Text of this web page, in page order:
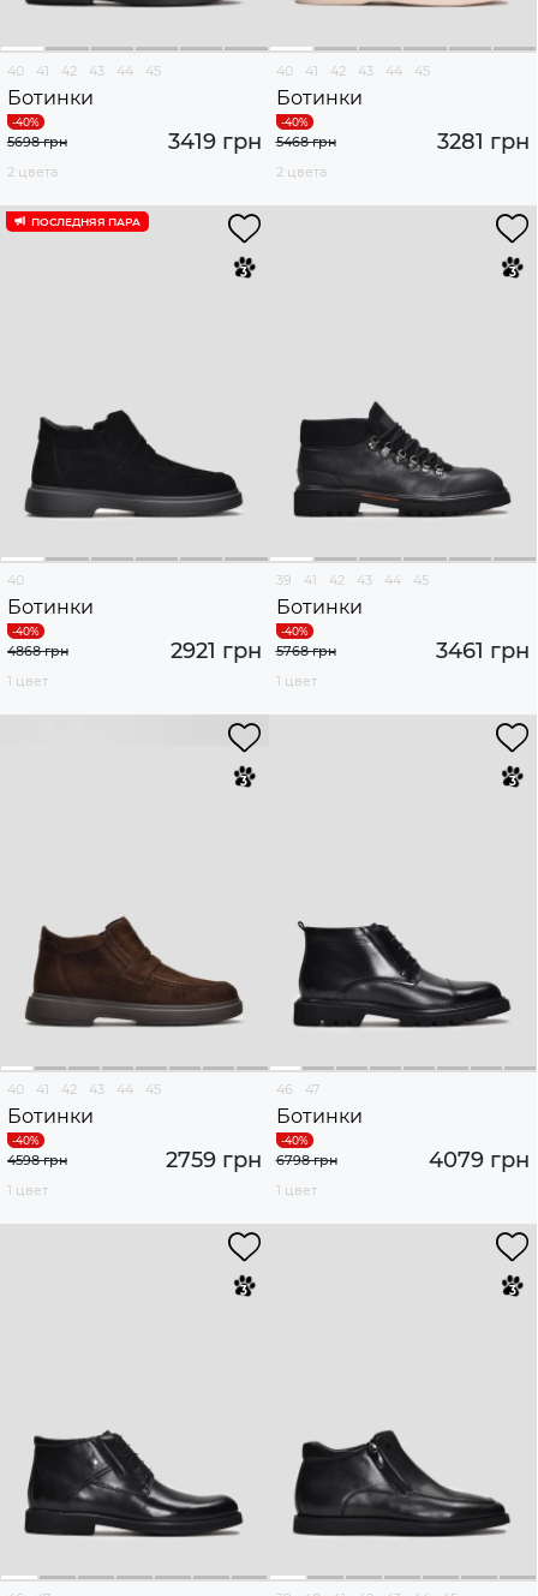
40 41 42 43 44 45
Ботинки
3419 грн
5698 грн
2 цвета
40 41 42 43 44 45
Ботинки
3281 грн
5468 грн
2 цвета
ПОСЛЕДНЯЯ ПАРА
40
Ботинки
2921 грн
4868 грн
1 цвет
39 41 42 43 44 45
Ботинки
3461 грн
5768 грн
1 цвет
40 41 42 43 44 45
Ботинки
2759 грн
4598 грн
1 цвет
46 47
Ботинки
4079 грн
6798 грн
1 цвет